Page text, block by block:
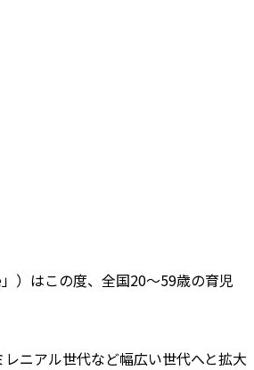
）はこの度、全国20〜59歳の育児
ニアル世代など幅広い世代へと拡大